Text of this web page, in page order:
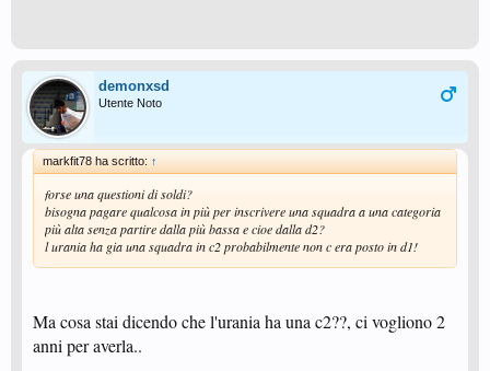
demonxsd
Utente Noto
markfit78 ha scritto: ↑
forse una questioni di soldi?
bisogna pagare qualcosa in più per inscrivere una squadra a una categoria
più alta senza partire dalla più bassa e cioe dalla d2?
l urania ha gia una squadra in c2 probabilmente non c era posto in d1!
Ma cosa stai dicendo che l'urania ha una c2??, ci vogliono 2
anni per averla..